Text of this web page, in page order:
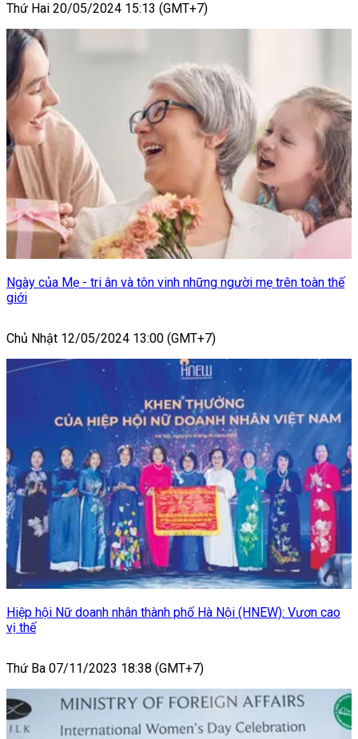
Thứ Hai 20/05/2024 15:13 (GMT+7)
Ngày của Mẹ - tri ân và tôn vinh những người mẹ trên toàn thế
giới
Chủ Nhật 12/05/2024 13:00 (GMT+7)
Hiệp hội Nữ doanh nhân thành phố Hà Nội (HNEW): Vươn cao
vị thế
Thứ Ba 07/11/2023 18:38 (GMT+7)